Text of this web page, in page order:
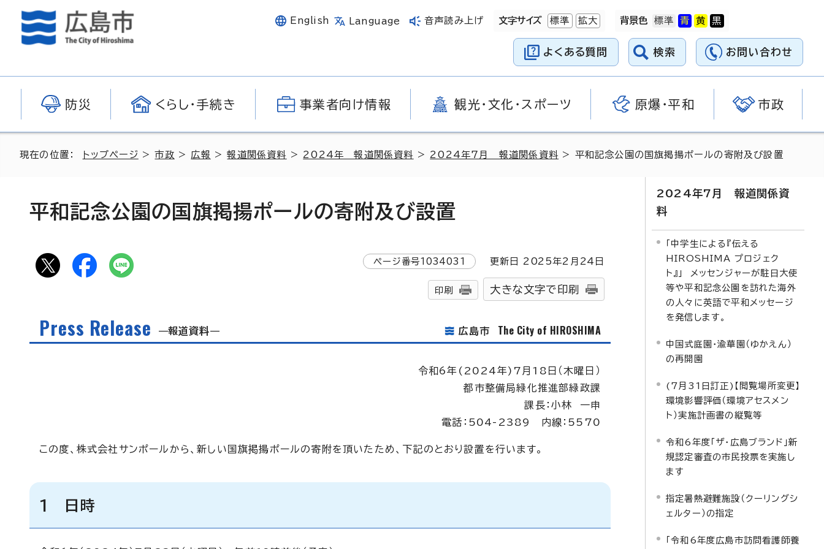
English Language 音声読み上げ 文字サイズ 標準 拡大 背景色
よくある質問 検索 お問い合わせ
防災 くらし・手続き 事業者向け情報 観光・文化・スポーツ 原爆・平和 市政
現在の位置： トップページ >市政 > 広報 >報道関係資料 > 2024年 報道関係資料 > 2024年7月 報道関係資料 > 平和記念公園の国旗掲揚ポールの寄附及び設置
平和記念公園の国旗掲揚ポールの寄附及び設置
ページ番号1034031 更新日 2025年2月 24 日
印刷 大きな文字で印刷
Press Release 報道資料 広島市 The City of HIROSHIMA
令和6年(2024年)7月18日（木曜日）
都市整備局緑化推進部緑政課
課長：小林 一申
電話：504-2389 内線：5570
この度、株式会社サンポールから、新しい国旗掲揚ポールの寄附を頂いたため、下記のとおり設置を行います。
1 日時
2024年7月 報道関係資
料
「中学生による『伝える
HIROSHIMA プロジェク
ト』」 メッセンジャーが駐日大使
等や平和記念公園を訪れた海外
の人々に英語で平和メッセージ
を発信します。
中国式庭園・渝華園（ゆかえん）
の再開園
(7月31日訂正)【閲覧場所変更】
環境影響評価（環境アセスメン
ト）実施計画書の縦覧等
令和6年度「ザ・広島ブランド」新
規認定審査の市民投票を実施し
ます
指定暑熱避難施設（クーリングシ
ェルター）の指定
「令和6年度広島市訪問看護師養